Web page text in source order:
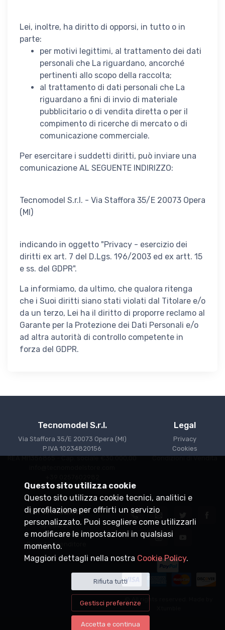
Lei, inoltre, ha diritto di opporsi, in tutto o in
parte:
per motivi legittimi, al trattamento dei dati
personali che La riguardano, ancorché
pertinenti allo scopo della raccolta;
al trattamento di dati personali che La
riguardano a fini di invio di materiale
pubblicitario o di vendita diretta o per il
compimento di ricerche di mercato o di
comunicazione commerciale.
Per esercitare i suddetti diritti, può inviare una
comunicazione AL SEGUENTE INDIRIZZO:
Tecnomodel S.r.l. - Via Staffora 35/E 20073 Opera
(MI)
indicando in oggetto "Privacy - esercizio dei
diritti ex art. 7 del D.Lgs. 196/2003 ed ex artt. 15
e ss. del GDPR".
La informiamo, da ultimo, che qualora ritenga
che i Suoi diritti siano stati violati dal Titolare e/o
da un terzo, Lei ha il diritto di proporre reclamo al
Garante per la Protezione dei Dati Personali e/o
ad altra autorità di controllo competente in
forza del GDPR.
Tecnomodel S.r.l.
Via Staffora 35/E 20073 Opera (MI)
P.IVA 10234820156
REA MI1356865 - Cap. sociale €30.000,00
Legal
Privacy
Cookies
Condizioni di Vendita
Informazioni
Spedizioni
Punti vendita
Diventa rivenditore
Questo sito utilizza cookie
Questo sito utilizza cookie tecnici, analitici e
di profilazione per offrirti un servizio
personalizzato. Puoi scegliere come utilizzarli
e modificare le impostazioni in qualsiasi
momento.
Maggiori dettagli nella nostra Cookie Policy.
Rifiuta tutti
Gestisci preferenze
Accetta e continua